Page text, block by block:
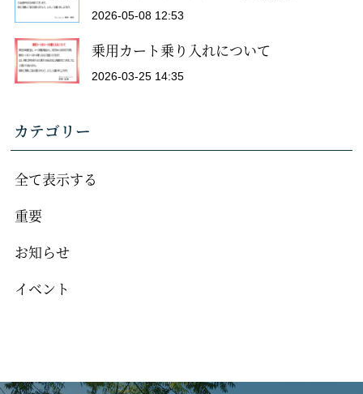
2026-05-08 12:53
乗用カート乗り入れについて
2026-03-25 14:35
カテゴリー
全て表示する
重要
お知らせ
イベント